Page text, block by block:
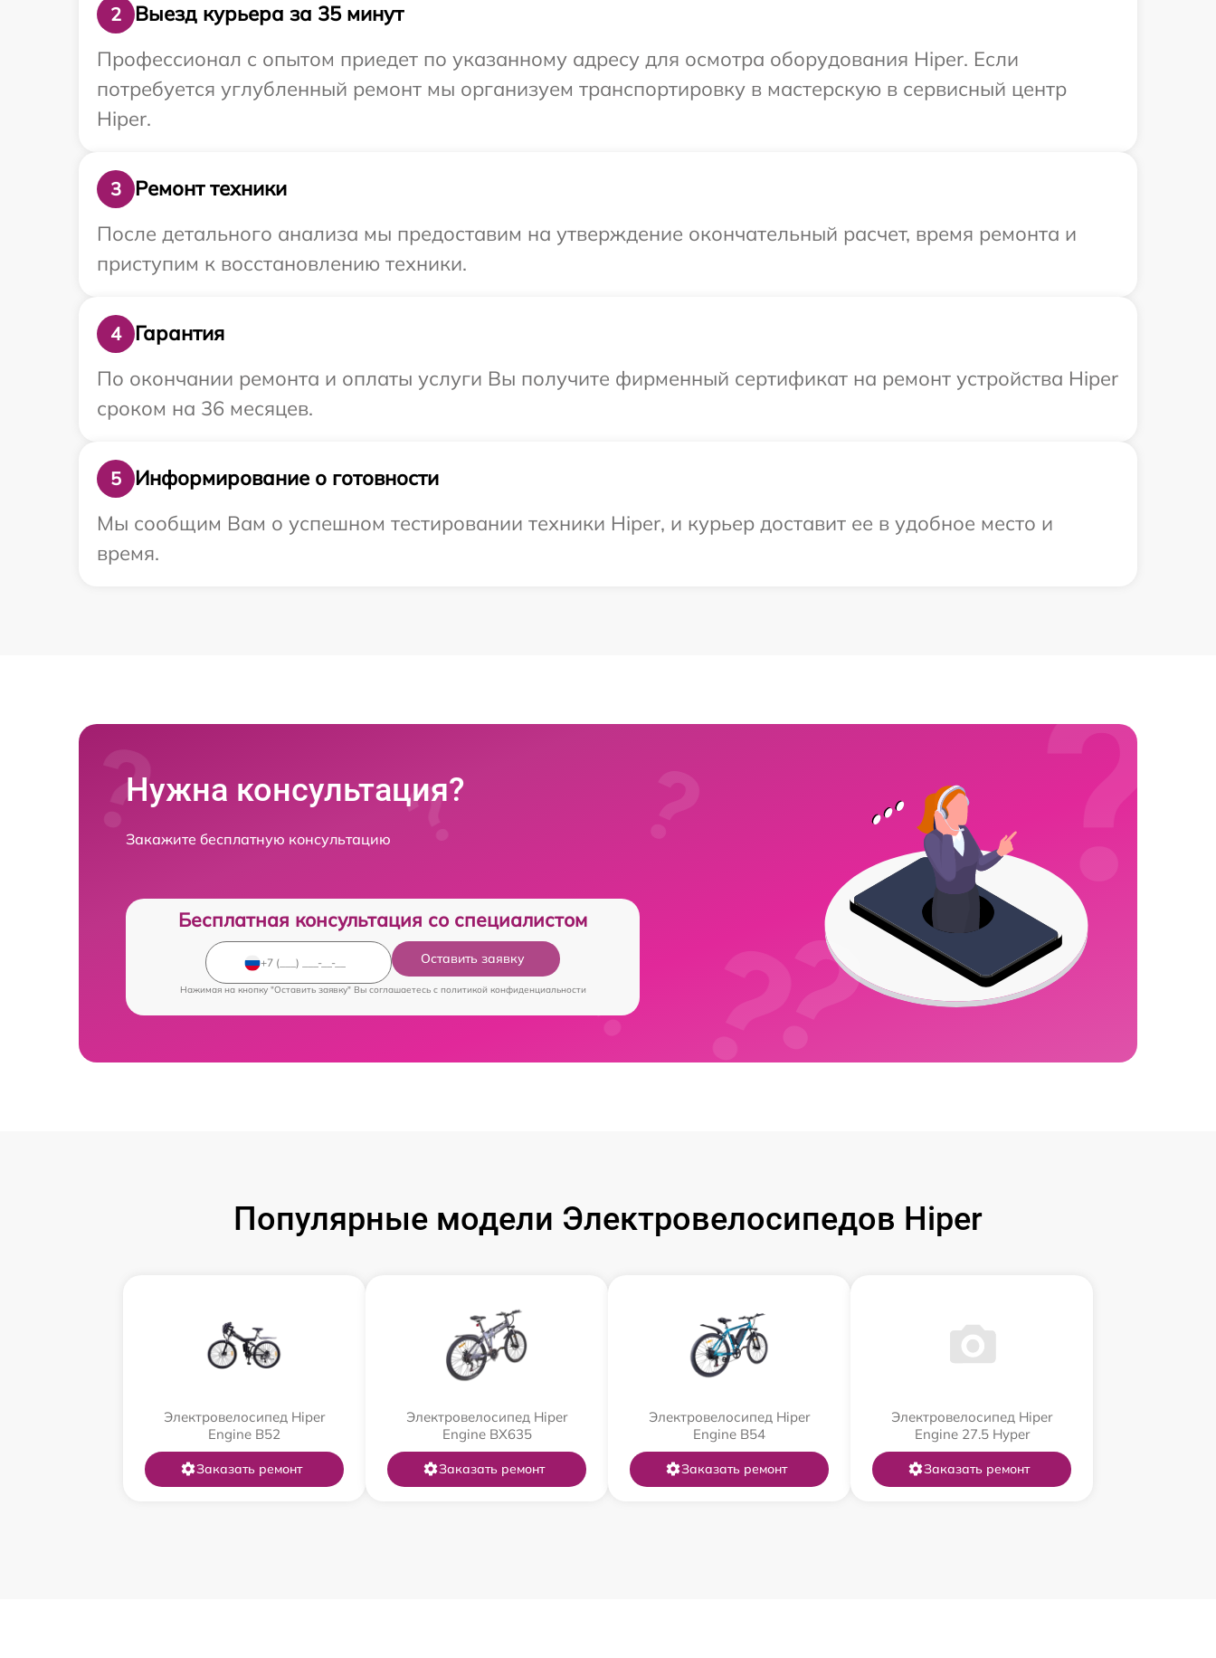
2
Выезд курьера за 35 минут
Профессионал с опытом приедет по указанному адресу для осмотра оборудования Hiper. Если
потребуется углубленный ремонт мы организуем транспортировку в мастерскую в сервисный центр
Hiper.
3
Ремонт техники
После детального анализа мы предоставим на утверждение окончательный расчет, время ремонта и
приступим к восстановлению техники.
4
Гарантия
По окончании ремонта и оплаты услуги Вы получите фирменный сертификат на ремонт устройства Hiper
сроком на 36 месяцев.
5
Информирование о готовности
Мы сообщим Вам о успешном тестировании техники Hiper, и курьер доставит ее в удобное место и
время.
Нужна консультация?
Закажите бесплатную консультацию
Бесплатная консультация со специалистом
Оставить заявку
Нажимая на кнопку "Оставить заявку" Вы соглашаетесь c политикой конфиденциальности
Популярные модели Электровелосипедов Hiper
Электровелосипед Hiper
Engine B52
Заказать ремонт
Электровелосипед Hiper
Engine BX635
Заказать ремонт
Электровелосипед Hiper
Engine B54
Заказать ремонт
Электровелосипед Hiper
Engine 27.5 Нyper
Заказать ремонт